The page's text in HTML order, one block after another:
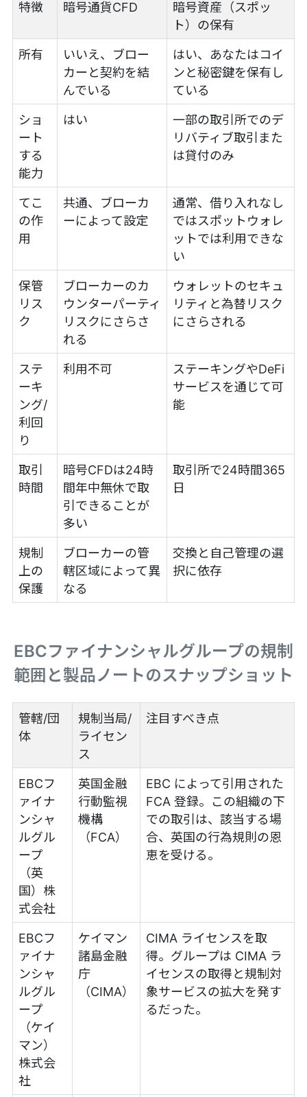
特徴 暗号通貨CFD
暗号資産（スポッ
ト）の保有
所有
いいえ、ブロー
カーと契約を結
んでいる
はい、あなたはコイ
ンと秘密鍵を保有し
ている
ショ
ート
する
能力
はい
一部の取引所でのデ
リバティブ取引また
は貸付のみ
てこ
の作
用
共通、ブローカ
ーによって設定
通常、借り入れなし
ではスポットウォレ
ットでは利用できな
い
保管
リス
ク
ブローカーのカ
ウンターパーティ
リスクにさらさ
れる
ウォレットのセキュ
リティと為替リスク
にさらされる
ステ
ーキ
ング/
利回
り
利用不可
ステーキングやDeFi
サービスを通じて可
能
取引
時間
暗号CFDは24時
間年中無休で取
引できることが
多い
取引所で24時間365
日
規制
上の
保護
ブローカーの管
轄区域によって異
なる
交換と自己管理の選
択に依存
EBCファイナンシャルグループの規制
範囲と製品ノートのスナップショット
管轄/団
体
規制当局/
ライセン
ス
注目すべき点
EBCフ
ァイナ
ンシャ
ルグル
ープ
（英
国）株
式会社
英国金融
行動監視
機構
（FCA）
EBC によって引用された
FCA 登録。この組織の下
での取引は、該当する場
合、英国の行為規則の恩
恵を受ける。
EBCフ
ァイナ
ンシャ
ルグル
ープ
（ケイ
マン）
株式会
社
ケイマン
諸島金融
庁
（CIMA）
CIMA ライセンスを取
得。グループは CIMA ラ
イセンスの取得と規制対
象サービスの拡大を発す
るだった。